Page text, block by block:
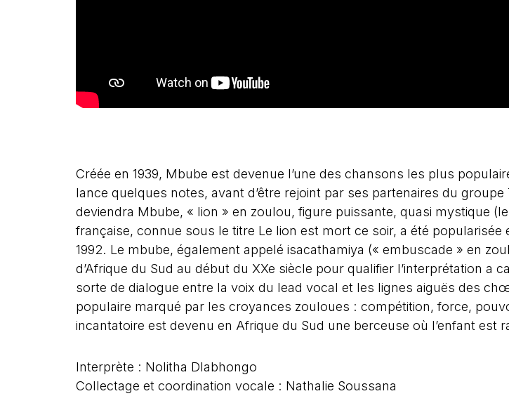
Créée en 1939, Mbube est devenue l’une des chansons les plus
lance quelques notes, avant d’être rejoint par ses partenaires du
deviendra Mbube, « lion » en zoulou, figure puissante, quasi mystique
française, connue sous le titre Le lion est mort ce soir, a été
1992. Le mbube, également appelé isacathamiya (« embuscade » en
d’Afrique du Sud au début du XXe siècle pour qualifier l’interprétation
sorte de dialogue entre la voix du lead vocal et les lignes aiguës des
populaire marqué par les croyances zouloues : compétition, force,
incantatoire est devenu en Afrique du Sud une berceuse où l’enfant
Interprète : Nolitha Dlabhongo
Collectage et coordination vocale : Nathalie Soussana